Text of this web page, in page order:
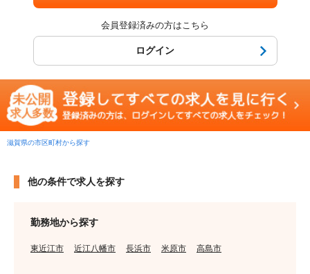
会員登録済みの方はこちら
ログイン
滋賀県の市区町村から探す
他の条件で求人を探す
勤務地から探す
東近江市 近江八幡市 長浜市 米原市 高島市